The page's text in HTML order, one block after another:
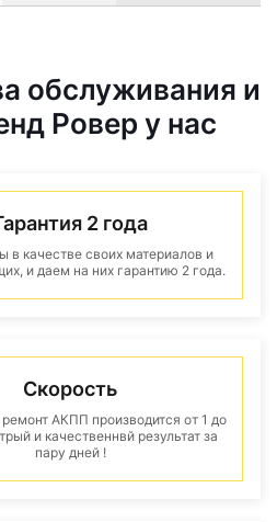
обслуживания и
Ровер у нас
2 года
в качестве своих материалов и
и даем на них гарантию 2 года.
Скорость
АКПП производится от 1 до
и качественнвй результат за
пару дней !